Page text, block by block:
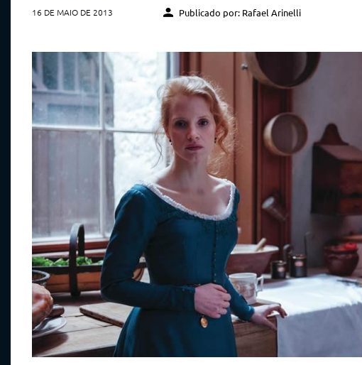
16 DE MAIO DE 2013 Publicado por: Rafael Arinelli